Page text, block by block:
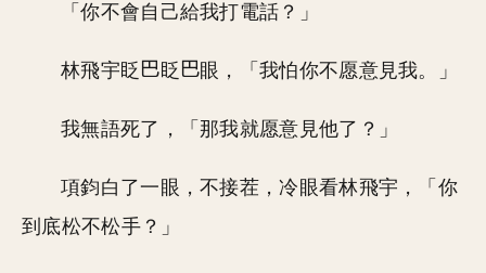
「你不會自己給我打電話？」
林飛宇眨 眨 眼，「我怕你不愿意見我。」
我無語死了，「那我就愿意見他了？」
項鈞白了一眼，不接茬，冷眼看林飛宇，「你
到底松不松手？」